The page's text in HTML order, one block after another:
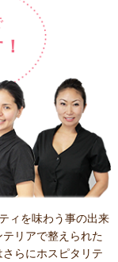
ィを味わう事の出来
リアで整えられた
らにホスピタリテ